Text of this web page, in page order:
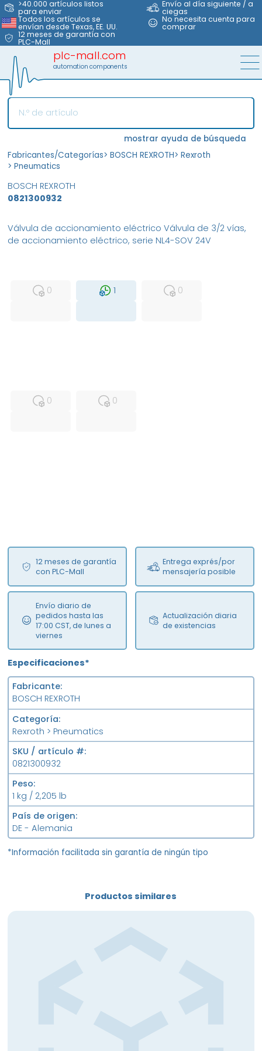
>40.000 artículos listos
para enviar
Envío al día siguiente / a
ciegas
Todos los artículos se
envían desde Texas, EE. UU.
No necesita cuenta para
comprar
12 meses de garantía con
PLC-Mall
plc-mall.com
automation components
mostrar ayuda de búsqueda
Fabricantes/Categorías> BOSCH REXROTH> Rexroth
> Pneumatics
BOSCH REXROTH
0821300932
0
1
0
0
0
12 meses de garantía
con PLC-Mall
Entrega exprés/por
mensajería posible
Envío diario de
pedidos hasta las
17:00 CST, de lunes a
viernes
Actualización diaria
de existencias
Válvula de accionamiento eléctrico Válvula de 3/2 vías,
de accionamiento eléctrico, serie NL4-SOV 24V
Especificaciones*
Fabricante
BOSCH REXROTH
Categoría
Rexroth > Pneumatics
SKU / artículo #
0821300932
Peso
1 kg / 2,205 lb
País de origen
DE - Alemania
*Información facilitada sin garantía de ningún tipo
Productos similares